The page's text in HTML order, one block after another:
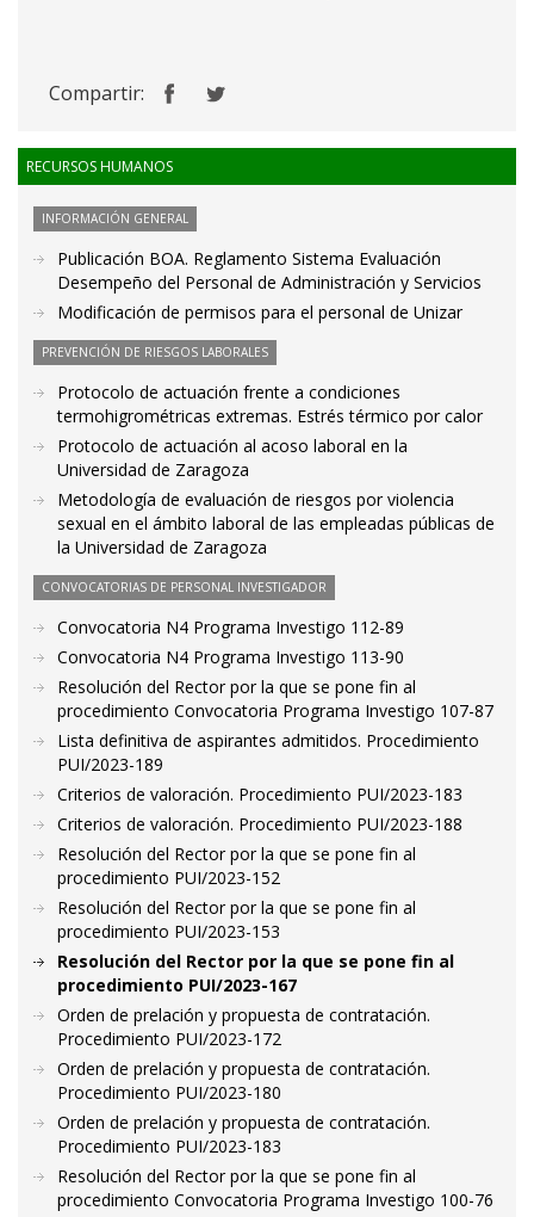
Compartir:
RECURSOS HUMANOS
INFORMACIÓN GENERAL
Publicación BOA. Reglamento Sistema Evaluación
Desempeño del Personal de Administración y Servicios
Modificación de permisos para el personal de Unizar
PREVENCIÓN DE RIESGOS LABORALES
Protocolo de actuación frente a condiciones
termohigrométricas extremas. Estrés térmico por calor
Protocolo de actuación al acoso laboral en la
Universidad de Zaragoza
Metodología de evaluación de riesgos por violencia
sexual en el ámbito laboral de las empleadas públicas de
la Universidad de Zaragoza
CONVOCATORIAS DE PERSONAL INVESTIGADOR
Convocatoria N4 Programa Investigo 112-89
Convocatoria N4 Programa Investigo 113-90
Resolución del Rector por la que se pone fin al
procedimiento Convocatoria Programa Investigo 107-87
Lista definitiva de aspirantes admitidos. Procedimiento
PUI/2023-189
Criterios de valoración. Procedimiento PUI/2023-183
Criterios de valoración. Procedimiento PUI/2023-188
Resolución del Rector por la que se pone fin al
procedimiento PUI/2023-152
Resolución del Rector por la que se pone fin al
procedimiento PUI/2023-153
Resolución del Rector por la que se pone fin al
procedimiento PUI/2023-167
Orden de prelación y propuesta de contratación.
Procedimiento PUI/2023-172
Orden de prelación y propuesta de contratación.
Procedimiento PUI/2023-180
Orden de prelación y propuesta de contratación.
Procedimiento PUI/2023-183
Resolución del Rector por la que se pone fin al
procedimiento Convocatoria Programa Investigo 100-76